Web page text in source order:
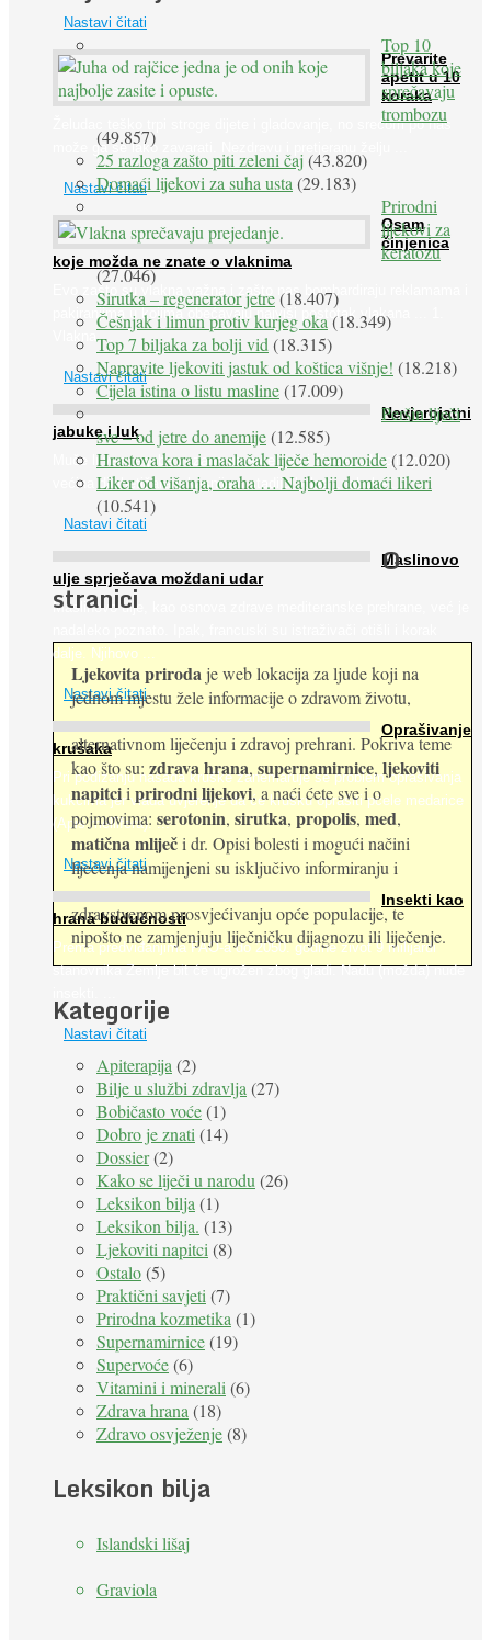
Nastavi čitati
Prevarite
apetit u 10
koraka
Želudac teško trpi stroge dijete i gladovanje, no srećom po nas
može ga se lako zavarati. Nezdravu i pretjeranu želju ...
Nastavi čitati
Osam
činjenica
koje možda ne znate o vlaknima
Evo zašto su vlakna važna i zašto nas bombardiraju reklamama i
pakiranjima u kojima obećavaju najviši postotak vlakana ... 1.
Vlakna ...
Nastavi čitati
Nevjerojatni
jabuke i luk
Muče li vas tegobe vezane uz srce, oči i živce, od kojih pati
većina dijabetičara u kasnijem stadiju bolesti, jabuke ...
Nastavi čitati
Maslinovo
ulje sprječava moždani udar
Maslinovo ulje, kao osnova zdrave mediteranske prehrane, već je
dalje. Njihovo ...
Nastavi čitati
Oprašivanje
krušaka
Pri podizanju nasada kruške zanemaruje se problem oprašivanja
kukcima jer vlada uvjerenje da će krušku oprašiti pčele medarice
(Apis mellifera). ...
Nastavi čitati
Insekti kao
hrana budućnosti
Prema predviđanjima FAO-a do 2050. godine život 9 milijardi
stanovnika Zemlje bit će ugrožen zbog gladi. Nadu (možda) nude
Nastavi čitati
Top 10
biljaka koje
sprečavaju
trombozu
(49.857)
25 razloga zašto piti zeleni čaj(43.820)
Domaći lijekovi za suha usta (29.183)
Prirodni
lijekovi za
keratozu
(27.046)
Sirutka – regenerator jetre(18.407)
Češnjak i limun protiv kurjeg oka (18.349)
Top 7 biljaka za bolji vid (18.315)
Napravite ljekoviti jastuk od koštica višnje! (18.218)
Cijela istina o listu masline(17.009)
Peršin liječi
sve – od jetre do anemije(12.585)
Hrastova kora i maslačak liječe hemoroide(12.020)
Liker od višanja, oraha … Najbolji domaći likeri
(10.541)
O
stranici
Ljekovita priroda je web lokacija za ljude koji na
jednom mjestu žele informacije o zdravom životu,
alternativnom liječenju i zdravoj prehrani. Pokriva teme
kao što su: zdrava hrana, supernamirnice, ljekoviti
napitciiprirodni lijekovi, a naći ćete sve i o
pojmovima: serotonin, sirutka, propolis, med,
matična mliječi dr. Opisi bolesti i mogući načini
liječenja namijenjeni su isključivo informiranju i
zdravstvenom prosvjećivanju opće populacije, te
nipošto ne zamjenjuju liječničku dijagnozu ili liječenje.
Kategorije
Apiterapija (2)
Bilje u službi zdravlja (27)
Bobičasto voće(1)
Dobro je znati (14)
Dossier(2)
Kako se liječi u narodu (26)
Leksikon bilja (1)
Leksikon bilja. (13)
Ljekoviti napitci (8)
Ostalo(5)
Praktični savjeti (7)
Prirodna kozmetika (1)
Supernamirnice(19)
Supervoće(6)
Vitamini i minerali (6)
Zdrava hrana (18)
Zdravo osvježenje(8)
Leksikon bilja
Islandski lišaj
Graviola